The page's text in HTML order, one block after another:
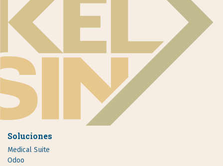
Soluciones
Medical Suite
Odoo